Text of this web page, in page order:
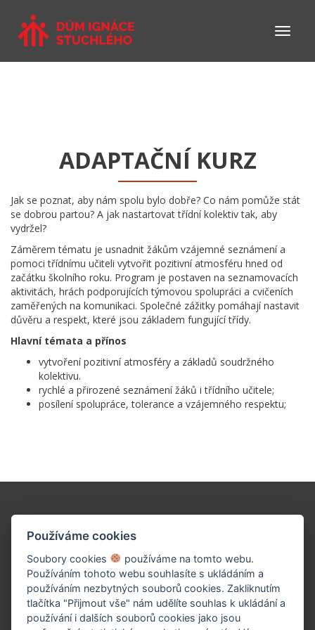
ADAPTAČNÍ KURZ
Jak se poznat, aby nám spolu bylo dobře? Co nám pomůže stát
se dobrou partou? A jak nastartovat třídní kolektiv tak, aby
vydržel?
Záměrem tématu je usnadnit žákům vzájemné seznámení a
pomoci třídnímu učiteli vytvořit pozitivní atmosféru hned od
začátku školního roku. Program je postaven na seznamovacích
aktivitách, hrách podporujících týmovou spolupráci a cvičeních
zaměřených na komunikaci. Společné zážitky pomáhají nastavit
důvěru a respekt, které jsou základem fungující třídy.
Hlavní témata a přínos
vytvoření pozitivní atmosféry a základů soudržného
kolektivu.
rychlé a přirozené seznámení žáků i třídního učitele;
posílení spolupráce, tolerance a vzájemného respektu;
Podpořte naše dílo!
Používáme cookies
Soubory cookies
používáme na tomto webu.
Používáním tohoto webu souhlasíte s ukládáním a
používáním nezbytných souborů cookies. Zakliknutím
tlačítka "Přijmout vše" nám udělíte souhlas k ukládání a
používání i dalších souborů cookies jako jsou